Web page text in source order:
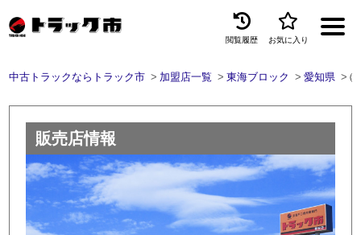
トラック買取
トラック市とは
加盟店一覧
お問い合わせ
閲覧履歴 お気に入り
中古トラックならトラック市 加盟店一覧 東海ブロック 愛知県
販売店情報